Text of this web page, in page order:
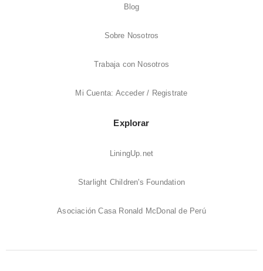
Blog
Sobre Nosotros
Trabaja con Nosotros
Mi Cuenta: Acceder / Registrate
Explorar
LiningUp.net
Starlight Children's Foundation
Asociación Casa Ronald McDonal de Perú